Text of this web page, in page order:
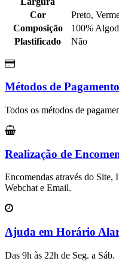
Cor
Preto,
Composição
100%
Plastificado
Não
Métodos de Pagamento
Todos os métodos de
Realização de
Encomendas através do Site,
Webchat e Email.
Ajuda em Horário
Das 9h às 22h de Seg. a Sáb.